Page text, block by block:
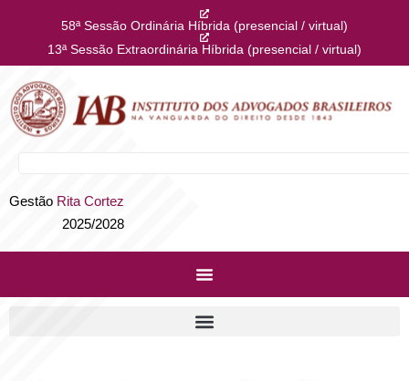
58ª Sessão Ordinária Híbrida (presencial / virtual)
13ª Sessão Extraordinária Híbrida (presencial / virtual)
Gestão Rita Cortez
2025/2028